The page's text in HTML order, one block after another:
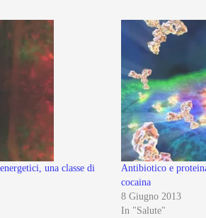
una classe di
Antibiotico e
cocaina
8 Giugno 2013
In "Salute"